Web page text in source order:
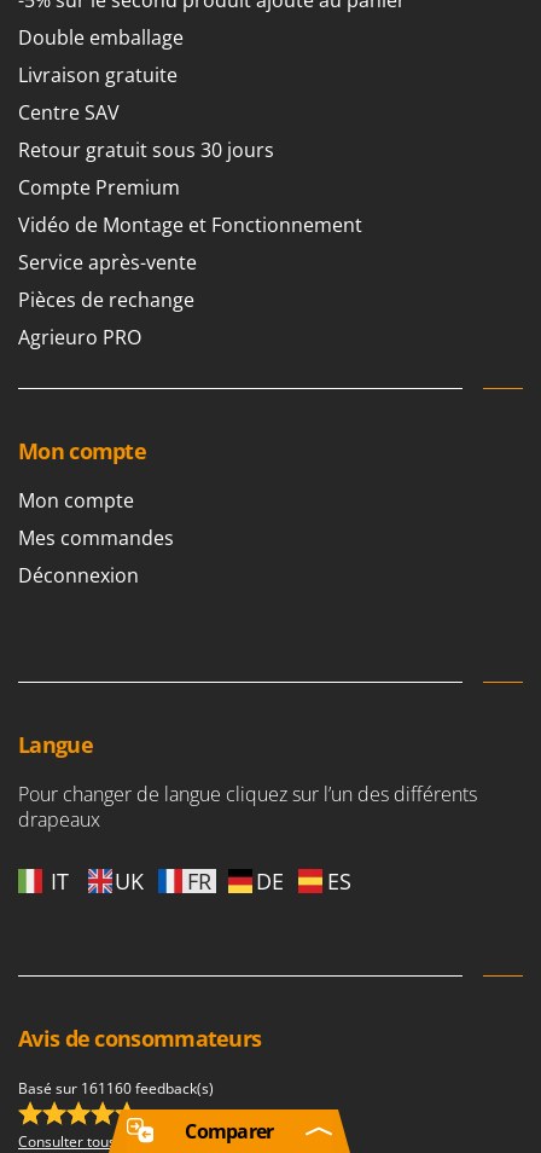
Double emballage
Livraison gratuite
Centre SAV
Retour gratuit sous 30 jours
Compte Premium
Vidéo de Montage et Fonctionnement
Service après-vente
Pièces de rechange
Agrieuro PRO
Mon compte
Mon compte
Mes commandes
Déconnexion
Langue
Pour changer de langue cliquez sur l’un des différents
drapeaux
IT UK FR DE ES
Avis de consommateurs
Basé sur 161160 feedback(s)
(4,68/5.00)
Consulter tous les avis
Comparer